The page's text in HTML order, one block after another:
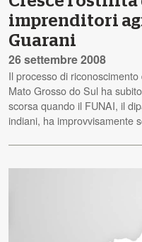
imprenditori
Guarani
26 settembre 2008
Il processo di
Mato Grosso do Sul ha
scorsa quando il FUNAI, il
indiani, ha improvvisamente